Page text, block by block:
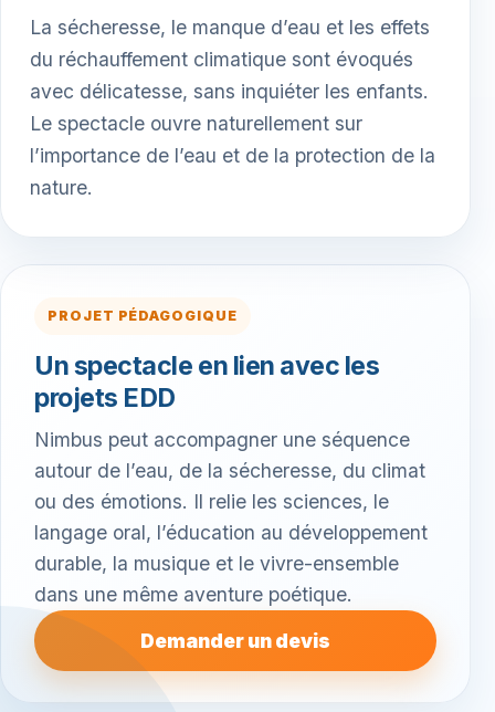
La sécheresse, le manque d’eau et les effets
du réchauffement climatique sont évoqués
avec délicatesse, sans inquiéter les enfants.
Le spectacle ouvre naturellement sur
l’importance de l’eau et de la protection de la
nature.
PROJET PÉDAGOGIQUE
Un spectacle en lien avec les
projets EDD
Nimbus peut accompagner une séquence
autour de l’eau, de la sécheresse, du climat
ou des émotions. Il relie les sciences, le
langage oral, l’éducation au développement
durable, la musique et le vivre-ensemble
dans une même aventure poétique.
Demander un devis